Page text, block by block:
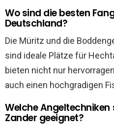
Wo sind die besten
Deutschland?
Die Müritz und die
sind ideale Plätze für
bieten nicht nur
auch einen hochgradigen
Welche
Zander geeignet?